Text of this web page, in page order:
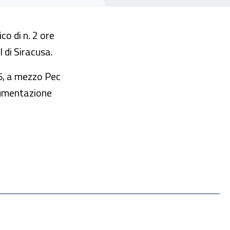
di n. 2 ore
Siracusa.
a mezzo Pec